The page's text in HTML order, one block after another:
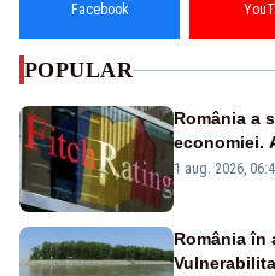
Facebook
POPULAR
România a
economiei.
„BBB-” cu
1 aug. 2026,
România în